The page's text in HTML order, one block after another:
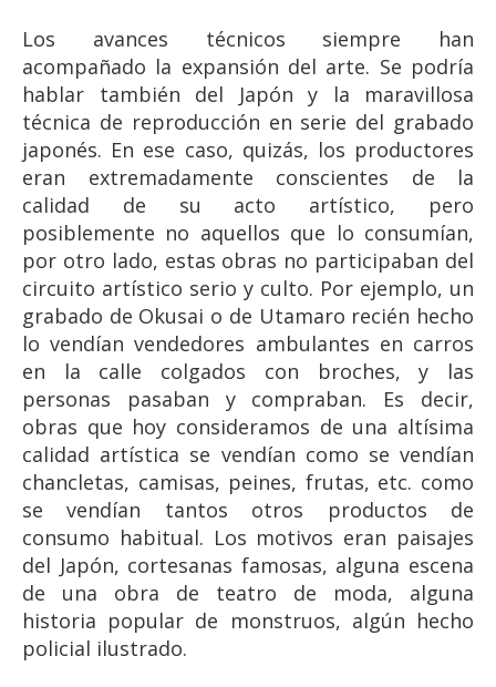
Los avances técnicos siempre han
acompañado la expansión del arte. Se podría
hablar también del Japón y la maravillosa
técnica de reproducción en serie del grabado
japonés. En ese caso, quizás, los productores
eran extremadamente conscientes de la
calidad de su acto artístico, pero
posiblemente no aquellos que lo consumían,
por otro lado, estas obras no participaban del
circuito artístico serio y culto. Por ejemplo, un
grabado de Okusai o de Utamaro recién hecho
lo vendían vendedores ambulantes en carros
en la calle colgados con broches, y las
personas pasaban y compraban. Es decir,
obras que hoy consideramos de una altísima
calidad artística se vendían como se vendían
chancletas, camisas, peines, frutas, etc. como
se vendían tantos otros productos de
consumo habitual. Los motivos eran paisajes
del Japón, cortesanas famosas, alguna escena
de una obra de teatro de moda, alguna
historia popular de monstruos, algún hecho
policial ilustrado.